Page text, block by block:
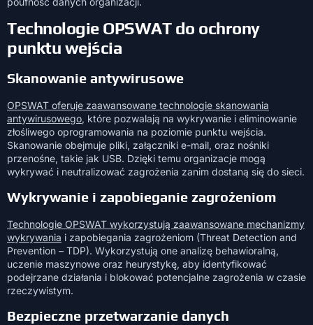
Technologie OPSWAT do ochrony
punktu wejścia
Skanowanie antywirusowe
OPSWAT oferuje zaawansowane technologie skanowania
antywirusowego, które pozwalają na wykrywanie i eliminowanie
złośliwego oprogramowania na poziomie punktu wejścia.
Skanowanie obejmuje pliki, załączniki e-mail, oraz nośniki
przenośne, takie jak USB. Dzięki temu organizacje mogą
wykrywać i neutralizować zagrożenia zanim dostaną się do sieci.
Wykrywanie i zapobieganie zagrożeniom
Technologie OPSWAT wykorzystują zaawansowane mechanizmy
wykrywania i zapobiegania zagrożeniom (Threat Detection and
Prevention – TDP). Wykorzystują one analizę behawioralną,
uczenie maszynowe oraz heurystykę, aby identyfikować
podejrzane działania i blokować potencjalne zagrożenia w czasie
rzeczywistym.
Bezpieczne przetwarzanie danych